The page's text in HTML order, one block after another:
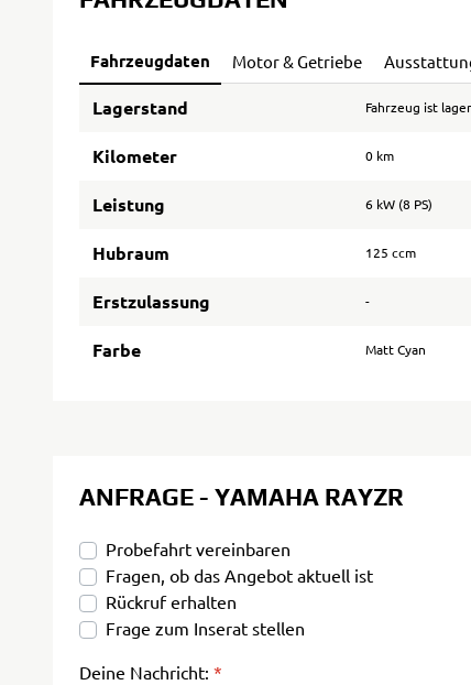
Fahrzeugdaten Motor & Getriebe
Lagerstand Fahrzeug ist
Kilometer 0 km
Leistung 6 kW (8 PS)
Hubraum 125 ccm
Erstzulassung -
Farbe Matt Cyan
ANFRAGE - YAMAHA RAYZR
Probefahrt vereinbaren
Fragen, ob das Angebot aktuell ist
Rückruf erhalten
Frage zum Inserat stellen
Deine Nachricht: *